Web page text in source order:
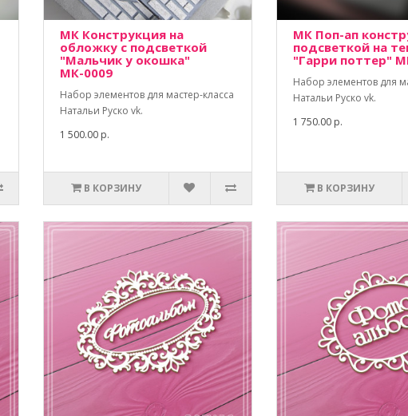
МК Конструкция на
обложку с подсветкой
"Мальчик у окошка"
МК-0009
Набор элементов для мастер-класса
Натальи Руско vk.
1 500.00 р.
В КОРЗИНУ
МК Поп-ап
подсветкой на
"Гарри поттер"
Набор элементов для
Натальи Руско vk.
1 750.00 р.
В КОРЗИНУ